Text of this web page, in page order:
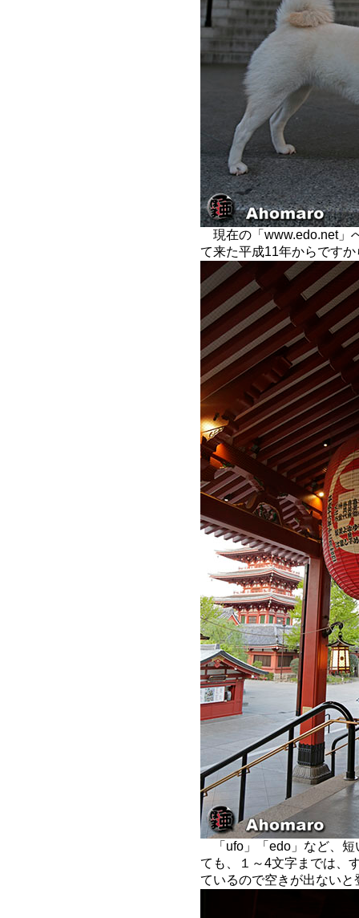
現在の「www.edo.net」
て来た平成11年からです
「ufo」「edo」など、短
ても、１～4文字までは、
ているので空きが出ない